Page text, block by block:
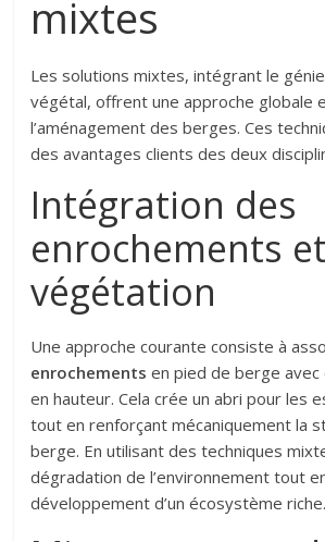
mixtes
Les solutions mixtes, intégrant le
végétal, offrent une approche globale
l’aménagement des berges. Ces
des avantages clients des deux
Intégration des
enrochements
végétation
Une approche courante consiste à
enrochements en pied de berge
en hauteur. Cela crée un abri pour les
tout en renforçant mécaniquement la
berge. En utilisant des techniques
dégradation de l’environnement tout
développement d’un écosystème riche.